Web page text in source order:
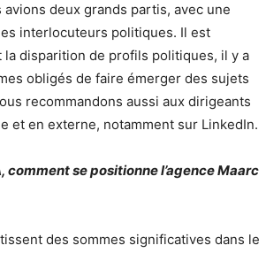
deux grands partis, avec une
interlocuteurs politiques. Il est
la disparition de profils politiques, il y a
obligés de faire émerger des sujets
recommandons aussi aux dirigeants
et en externe, notamment sur LinkedIn.
comment se positionne l’agence Maarc
des sommes significatives dans le